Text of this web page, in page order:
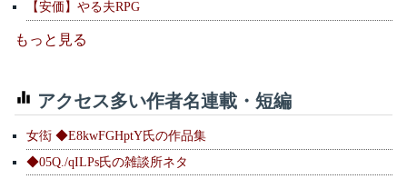
【安価】やる夫RPG
もっと見る
アクセス多い作者名連載・短編
女衒 ◆E8kwFGHptY氏の作品集
◆05Q./qILPs氏の雑談所ネタ